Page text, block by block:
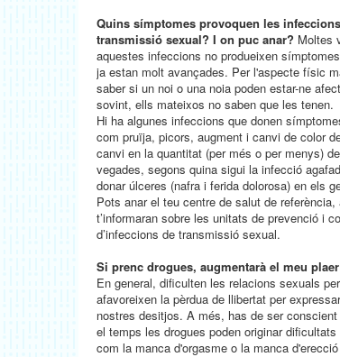
Quins símptomes provoquen les
transmissió sexual? I on puc anar? Moltes
aquestes infeccions no produeixen
ja estan molt avançades. Per l'aspecte físic
saber si un noi o una noia poden estar-ne
sovint, ells mateixos no saben que les tenen.
Hi ha algunes infeccions que donen
com pruïja, picors, augment i canvi de color
canvi en la quantitat (per més o per menys)
vegades, segons quina sigui la infecció
donar úlceres (nafra i ferida dolorosa) en els
Pots anar el teu centre de salut de referència,
t’informaran sobre les unitats de prevenció i
d’infeccions de transmissió sexual.
Si prenc drogues, augmentarà el meu
En general, dificulten les relacions sexuals
afavoreixen la pèrdua de llibertat per
nostres desitjos. A més, has de ser
el temps les drogues poden originar
com la manca d'orgasme o la manca d'erecció